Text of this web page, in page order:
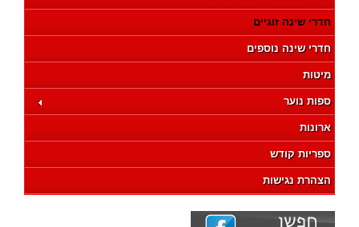
חדרי שינה זוגיים
חדרי שינה נוספים
מיטות
ספות נוער
ארונות
ספריות קודש
הצהרת נגישות